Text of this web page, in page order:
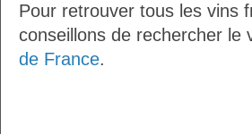
Pour retrouver tous les vins
conseillons de rechercher
de France.